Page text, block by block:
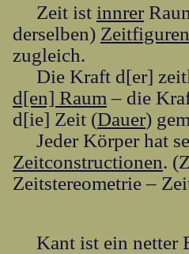
Zeit ist innrer
derselben) Zeitfiguren
zugleich.
Die Kraft d[er]
d[en] Raum – die
d[ie] Zeit (Dauer)
Jeder Körper hat
Zeitconstructionen.
Zeitstereometrie –
Kant ist ein netter